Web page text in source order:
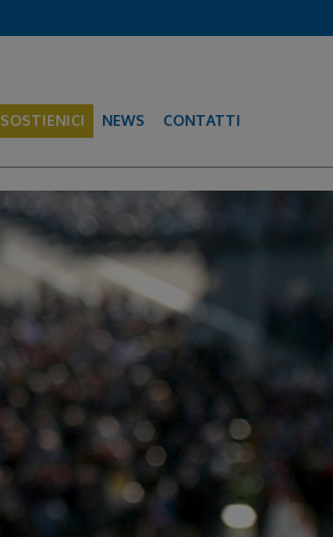
SOSTIENICI NEWS CONTATTI